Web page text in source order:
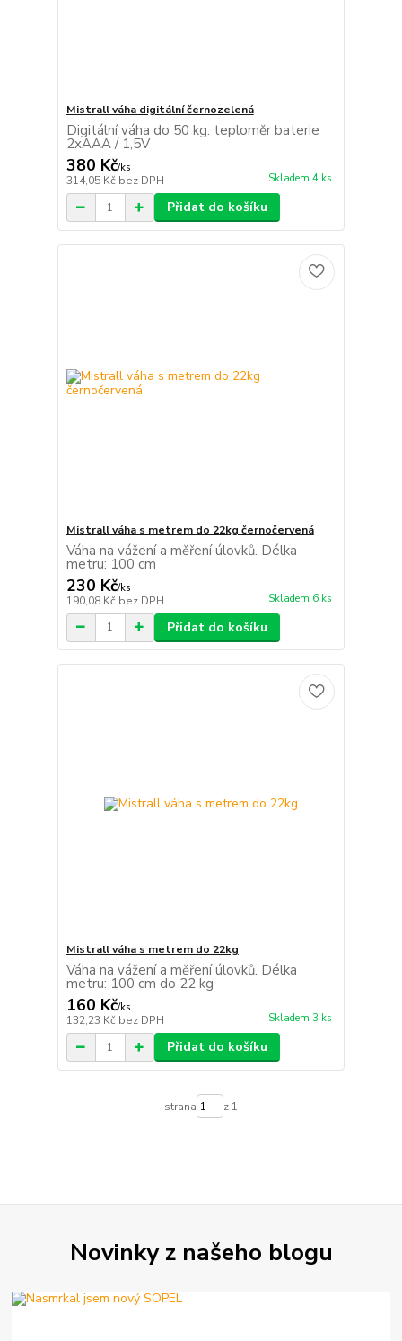
Mistrall váha digitální černozelená
Digitální váha do 50 kg. teploměr baterie
2xAAA / 1,5V
380 Kč/ks
314,05 Kč bez DPH Skladem 4 ks
Přidat do košíku
Mistrall váha s metrem do 22kg černočervená
Váha na vážení a měření úlovků. Délka
metru: 100 cm
230 Kč/ks
190,08 Kč bez DPH Skladem 6 ks
Přidat do košíku
Mistrall váha s metrem do 22kg
Váha na vážení a měření úlovků. Délka
metru: 100 cm do 22 kg
160 Kč/ks
132,23 Kč bez DPH Skladem 3 ks
Přidat do košíku
strana z 1
Novinky z našeho blogu